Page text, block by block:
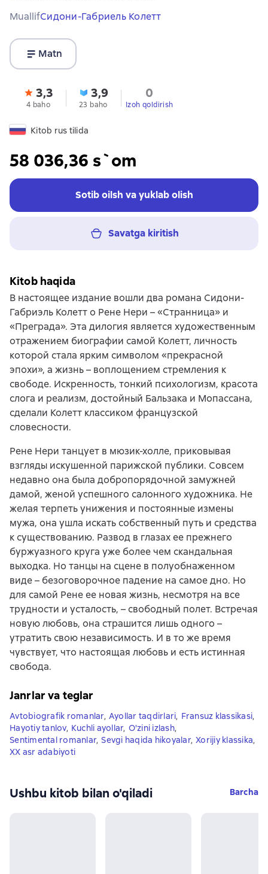
MuallifСидони-Габриель Колетт
Matn
3,3
4 baho
3,9
23 baho
0
Izoh qoldirish
Kitob rus tilida
58 036,36 s`om
Sotib oilsh va yuklab olish
Savatga kiritish
Kitob haqida
В настоящее издание вошли два романа Сидони-
Габриэль Колетт о Рене Нери – «Странница» и
«Преграда». Эта дилогия является художественным
отражением биографии самой Колетт, личность
которой стала ярким символом «прекрасной
эпохи», а жизнь – воплощением стремления к
свободе. Искренность, тонкий психологизм, красота
слога и реализм, достойный Бальзака и Мопассана,
сделали Колетт классиком французской
словесности.
Рене Нери танцует в мюзик-холле, приковывая
взгляды искушенной парижской публики. Совсем
недавно она была добропорядочной замужней
дамой, женой успешного салонного художника. Не
желая терпеть унижения и постоянные измены
мужа, она ушла искать собственный путь и средства
к существованию. Развод в глазах ее прежнего
буржуазного круга уже более чем скандальная
выходка. Но танцы на сцене в полуобнаженном
виде – безоговорочное падение на самое дно. Но
для самой Рене ее новая жизнь, несмотря на все
трудности и усталость, – свободный полет. Встречая
новую любовь, она страшится лишь одного –
утратить свою независимость. И в то же время
чувствует, что настоящая любовь и есть истинная
свобода.
Janrlar va teglar
Avtobiografik romanlar, Ayollar taqdirlari, Fransuz klassikasi,
Hayotiy tanlov, Kuchli ayollar, O'zini izlash,
Sentimental romanlar, Sevgi haqida hikoyalar, Xorijiy klassika,
XX asr adabiyoti
Ushbu kitob bilan o'qiladi Barcha